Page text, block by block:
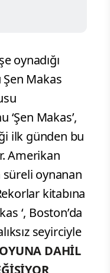
oynadığı
Makas
‘Şen Makas’,
ilk günden bu
Amerikan
süreli oynanan
kitabına
‘, Boston’da
seyirciyle
DAHİL